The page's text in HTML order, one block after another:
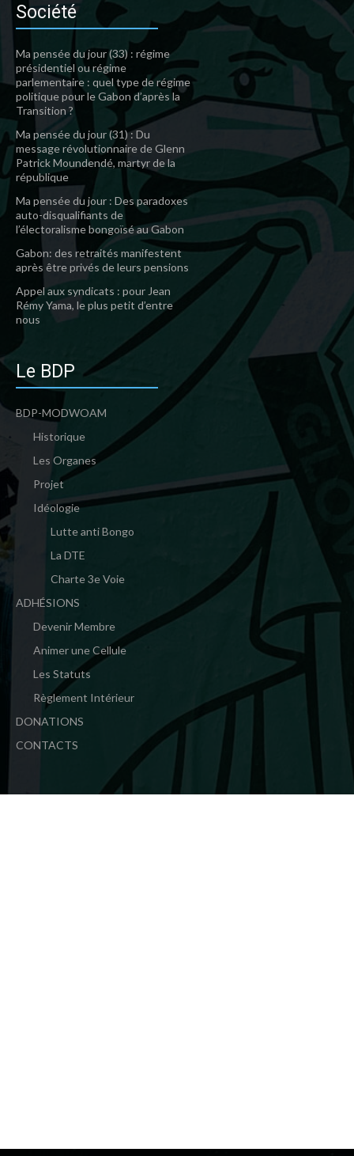
Société
Ma pensée du jour (33) : régime
présidentiel ou régime
parlementaire : quel type de régime
politique pour le Gabon d’après la
Transition ?
Ma pensée du jour (31) : Du
message révolutionnaire de Glenn
Patrick Moundendé, martyr de la
république
Ma pensée du jour : Des paradoxes
auto-disqualifiants de
l’électoralisme bongoïsé au Gabon
Gabon: des retraités manifestent
après être privés de leurs pensions
Appel aux syndicats : pour Jean
Rémy Yama, le plus petit d’entre
nous
Le BDP
BDP-MODWOAM
Historique
Les Organes
Projet
Idéologie
Lutte anti Bongo
La DTE
Charte 3e Voie
ADHÉSIONS
Devenir Membre
Animer une Cellule
Les Statuts
Règlement Intérieur
DONATIONS
CONTACTS